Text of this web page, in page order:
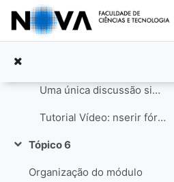
Ir para o conteúdo principal
Uma única discussão simples
Tutorial Vídeo: nserir fórum para comentário
Contrair
Tópico 6
Organização do módulo